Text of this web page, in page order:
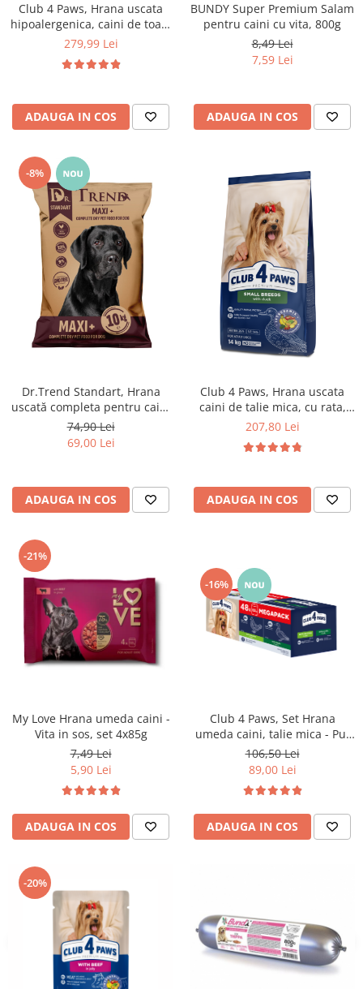
Club 4 Paws, Hrana uscata
hipoalergenica, caini de toate
rasele, miel si orez, 14kg
279,99 Lei
ADAUGA IN COS
BUNDY Super Premium Salam
pentru caini cu vita, 800g
8,49 Lei
7,59 Lei
ADAUGA IN COS
-8%
Dr.Trend Standart, Hrana
uscată completa pentru caini
adulti de talie mare, 10kg
74,90 Lei
69,00 Lei
ADAUGA IN COS
Club 4 Paws, Hrana uscata
caini de talie mica, cu rata,
14kg
207,80 Lei
ADAUGA IN COS
-21%
My Love Hrana umeda caini -
Vita in sos, set 4x85g
7,49 Lei
5,90 Lei
ADAUGA IN COS
-16%
Club 4 Paws, Set Hrana
umeda caini, talie mica - Pui
in jeleu si Rata in sos,
48x100g
106,50 Lei
89,00 Lei
ADAUGA IN COS
-20%